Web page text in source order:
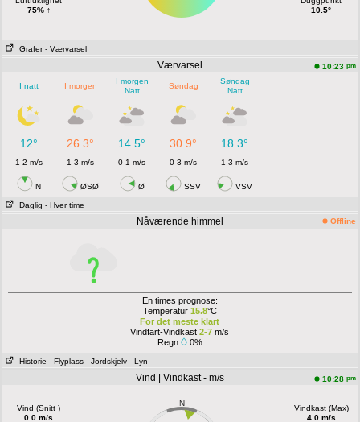
75% ↑
10.5°
Grafer - Værvarsel
Værvarsel 10:23 pm
I natt I morgen
I morgen
Natt
Søndag
Søndag
Natt
12° 26.3° 14.5° 30.9° 18.3°
1-2 m/s 1-3 m/s 0-1 m/s 0-3 m/s 1-3 m/s
N ØSØ Ø SSV VSV
Daglig - Hver time
Nåværende himmel Offline
En times prognose:
Temperatur 15.8°C
For det meste klart
Vindfart-Vindkast 2-7 m/s
Regn
0%
Historie - Flyplass - Jordskjelv - Lyn
Vind | Vindkast - m/s 10:28 pm
Vind (Snitt )
0.0 m/s
N
Vindkast (Max)
4.0 m/s